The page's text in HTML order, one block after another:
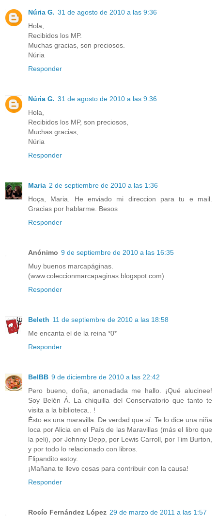
Núria G. 31 de agosto de 2010 a las 9:36
Hola,
Recibidos los MP.
Muchas gracias, son preciosos.
Núria
Responder
Núria G. 31 de agosto de 2010 a las 9:36
Hola,
Recibidos los MP, son preciosos,
Muchas gracias,
Núria
Responder
Maria 2 de septiembre de 2010 a las 1:36
Hoça, Maria. He enviado mi direccion para tu e mail.
Gracias por hablarme. Besos
Responder
Anónimo 9 de septiembre de 2010 a las 16:35
Muy buenos marcapáginas.
(www.coleccionmarcapaginas.blogspot.com)
Responder
Beleth 11 de septiembre de 2010 a las 18:58
Me encanta el de la reina *0*
Responder
BelBB 9 de diciembre de 2010 a las 22:42
Pero bueno, doña, anonadada me hallo. ¡Qué alucinee!
Soy Belén Á. La chiquilla del Conservatorio que tanto te
visita a la biblioteca.. !
Ésto es una maravilla. De verdad que sí. Te lo dice una niña
loca por Alicia en el País de las Maravillas (más el libro que
la peli), por Johnny Depp, por Lewis Carroll, por Tim Burton,
y por todo lo relacionado con libros.
Flipandito estoy.
¡Mañana te llevo cosas para contribuir con la causa!
Responder
Rocío Fernández López 29 de marzo de 2011 a las 1:57